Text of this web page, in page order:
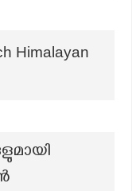
Himalayan